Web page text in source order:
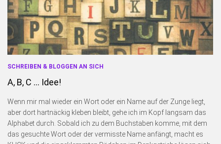
Blogserie: Unnützes Wissen
Blogserie: Spaß mit Wappen
Sonstiges
Blogserie: Nordsee 2016
Blogserie: Rømø 2018
Archiv
Impressum
Bildnachweise
Datenschutzerklärung
SCHREIBEN & BLOGGEN AN SICH
A, B, C … Idee!
Wenn mir mal wieder ein Wort oder ein Name auf der Zunge liegt,
aber dort hartnäckig kleben bleibt, gehe ich im Kopf langsam das
Alphabet durch. Sobald ich zu dem Buchstaben komme, mit dem
das gesuchte Wort oder der vermisste Name anfängt, macht es